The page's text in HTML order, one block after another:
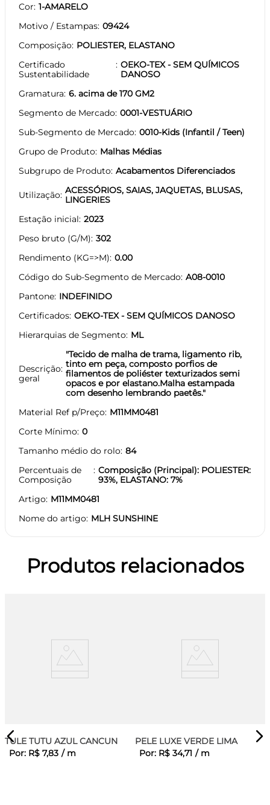
Cor 1-AMARELO
Motivo / Estampas 09424
Composição POLIESTER, ELASTANO
Certificado
Sustentabilidade
OEKO-TEX - SEM QUÍMICOS
DANOSO
Gramatura 6. acima de 170 GM2
Segmento de Mercado 0001-VESTUÁRIO
Sub-Segmento de Mercado 0010-Kids (Infantil / Teen)
Grupo de Produto Malhas Médias
Subgrupo de Produto Acabamentos Diferenciados
Utilização ACESSÓRIOS, SAIAS, JAQUETAS, BLUSAS,
LINGERIES
Estação inicial 2023
Peso bruto (G/M) 302
Rendimento (KG=>M) 0.00
Código do Sub-Segmento de Mercado A08-0010
Pantone INDEFINIDO
Certificados OEKO-TEX - SEM QUÍMICOS DANOSO
Hierarquias de Segmento ML
Descrição
geral
"Tecido de malha de trama, ligamento rib,
tinto em peça, composto porfios de
filamentos de poliéster texturizados semi
opacos e por elastano.Malha estampada
com desenho lembrando paetês."
Material Ref p/Preço M11MM0481
Corte Mínimo 0
Tamanho médio do rolo 84
Percentuais de
Composição
Composição (Principal): POLIESTER:
93%, ELASTANO: 7%
Artigo M11MM0481
Nome do artigo MLH SUNSHINE
Produtos relacionados
TULE TUTU AZUL CANCUN
Por: R$ 7,83 / m
PELE LUXE VERDE LIMA
Por: R$ 34,71 / m